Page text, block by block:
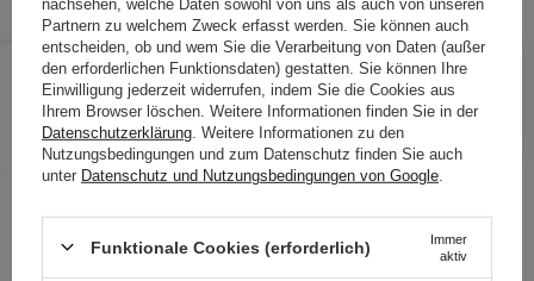
9,20 € /Stk.
IN DEN WARENKORB
Folgende Produkte wurden von
Partnern zu welchem Zweck erfasst werden. Sie können auch
entscheiden, ob und wem Sie die Verarbeitung von Daten (außer
den erforderlichen Funktionsdaten) gestatten. Sie können Ihre
Einwilligung jederzeit widerrufen, indem Sie die Cookies aus
Ihrem Browser löschen. Weitere Informationen finden Sie in der
Datenschutzerklärung . Weitere Informationen zu den
Nutzungsbedingungen und zum Datenschutz finden Sie auch
unter Datenschutz und Nutzungsbedingungen von Google
Funktionale Cookies (erforderlich)
Immer
aktiv